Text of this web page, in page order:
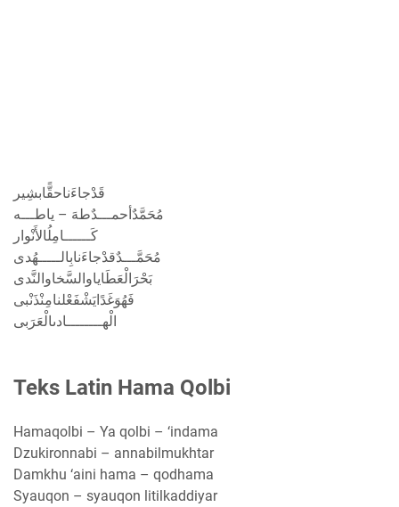
قَدْ‏جاءَ‏نا‏حقًّابشِير
مُحَمَّدٌ‏أحمـــدٌ‏طهَ – ياطـــه
كَــــــامِلُ‏الأَنْوار
مُحَمَّـــدٌ‏قدْ‏جاءَنا‏بِالـــــهُدى
بَحْرَالْعَطَايا‏والسَّخا‏والنَّدى
فَهُوَ‏غَدًايَشْفَعْ‏لنا‏مِنْ‏ذَنْبى
الْهــــــــادى‏الْعَرَبى
Teks Latin Hama Qolbi
Hamaqolbi – Ya qolbi – ‘indama
Dzukironnabi – annabilmukhtar
Damkhu ‘aini hama – qodhama
Syauqon – syauqon litilkaddiyar